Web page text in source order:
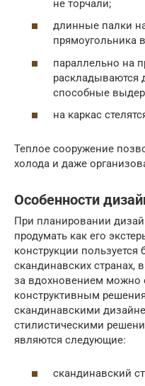
не торчали;
длинные палки
прямоугольника
параллельно на
раскладываются
способные
на каркас
Теплое сооружение
холода и даже
Особенности
При планировании
продумать как его
конструкции
скандинавских странах,
за вдохновением можно
конструктивным
скандинавскими
стилистическими
являются следующие:
скандинавский